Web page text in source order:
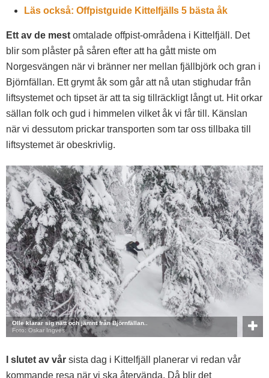
Läs också: Offpistguide Kittelfjälls 5 bästa åk
Ett av de mest omtalade offpist-områdena i Kittelfjäll. Det
blir som plåster på såren efter att ha gått miste om
Norgesvängen när vi bränner ner mellan fjällbjörk och gran i
Björnfällan. Ett grymt åk som går att nå utan stighudar från
liftsystemet och tipset är att ta sig tillräckligt långt ut. Hit orkar
sällan folk och gud i himmelen vilket åk vi får till. Känslan
när vi dessutom prickar transporten som tar oss tillbaka till
liftsystemet är obeskrivlig.
Olle klarar sig nätt och jämnt från Björnfällan..
Foto: Oskar Ingves
I slutet av vår sista dag i Kittelfjäll planerar vi redan vår
kommande resa när vi ska återvända. Då blir det